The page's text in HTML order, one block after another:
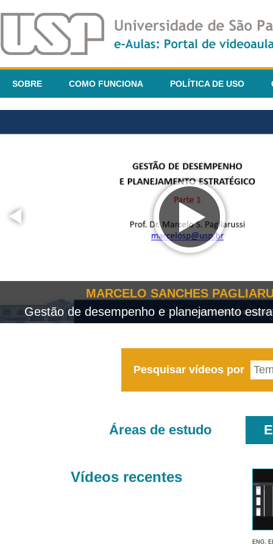
SOBRE COMO FUNCIONA POLÍTICA DE USO
MARCELO SANCHES
Gestão de desempenho e planejamento
Pesquisar vídeos por
Áreas de estudo
Vídeos recentes
ENG.